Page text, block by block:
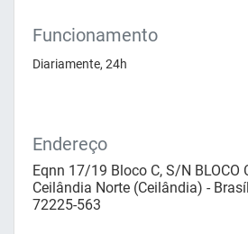
Funcionamento
Diariamente, 24h
Endereço
Eqnn 17/19 Bloco C, S/N BLOCO
Ceilândia Norte (Ceilândia) -
72225-563